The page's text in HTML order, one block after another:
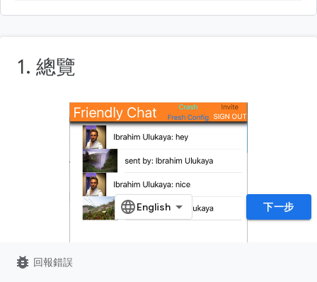
1. 總覽
下一步
bug_report 回報錯誤